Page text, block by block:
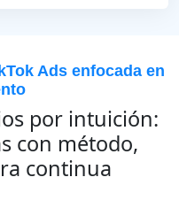
Ads enfocada en
por intuición:
con método,
continua